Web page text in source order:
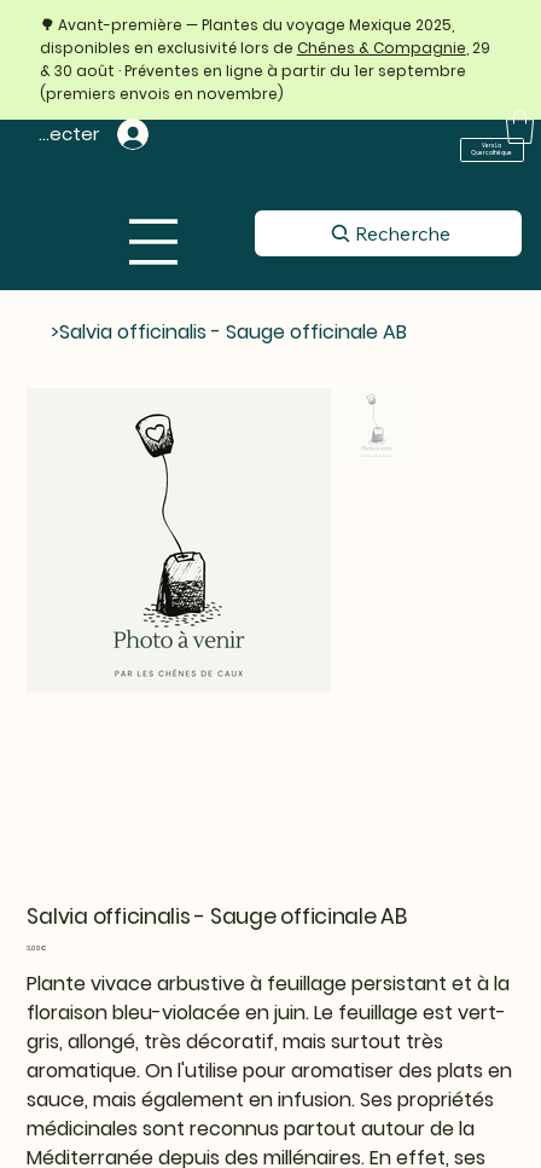
connecter
Recherche
Vers La
Quercothèque
🌳 Avant-première — Plantes du voyage Mexique 2025,
disponibles en exclusivité lors de Chênes & Compagnie, 29
& 30 août · Préventes en ligne à partir du 1er septembre
(premiers envois en novembre)
>Salvia officinalis - Sauge officinale AB
Salvia officinalis - Sauge officinale AB
Prix
3,00 €
Plante vivace arbustive à feuillage persistant et à la
floraison bleu-violacée en juin. Le feuillage est vert-
gris, allongé, très décoratif, mais surtout très
aromatique. On l'utilise pour aromatiser des plats en
sauce, mais également en infusion. Ses propriétés
médicinales sont reconnus partout autour de la
Méditerranée depuis des millénaires. En effet, ses